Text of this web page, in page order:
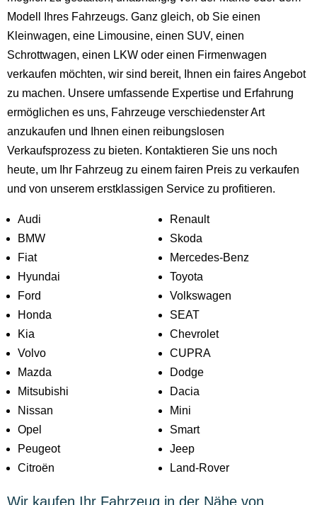
Modell Ihres Fahrzeugs. Ganz gleich, ob Sie einen
Kleinwagen, eine Limousine, einen SUV, einen
Schrottwagen, einen LKW oder einen Firmenwagen
verkaufen möchten, wir sind bereit, Ihnen ein faires Angebot
zu machen. Unsere umfassende Expertise und Erfahrung
ermöglichen es uns, Fahrzeuge verschiedenster Art
anzukaufen und Ihnen einen reibungslosen
Verkaufsprozess zu bieten. Kontaktieren Sie uns noch
heute, um Ihr Fahrzeug zu einem fairen Preis zu verkaufen
und von unserem erstklassigen Service zu profitieren.
Audi
BMW
Fiat
Hyundai
Ford
Honda
Kia
Volvo
Mazda
Mitsubishi
Nissan
Opel
Peugeot
Citroën
Renault
Skoda
Mercedes-Benz
Toyota
Volkswagen
SEAT
Chevrolet
CUPRA
Dodge
Dacia
Mini
Smart
Jeep
Land-Rover
Wir kaufen Ihr Fahrzeug in der Nähe von